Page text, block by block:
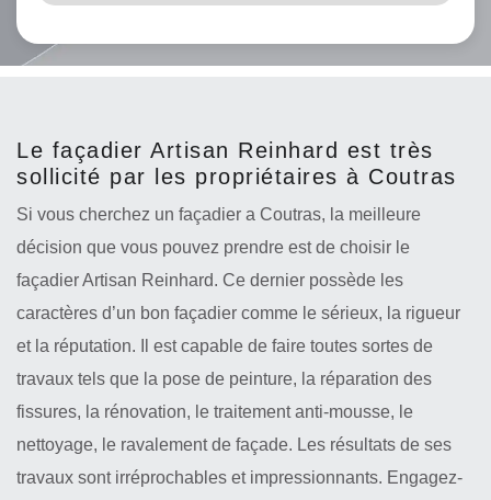
Le façadier Artisan Reinhard est très
sollicité par les propriétaires à Coutras
Si vous cherchez un façadier a Coutras, la meilleure
décision que vous pouvez prendre est de choisir le
façadier Artisan Reinhard. Ce dernier possède les
caractères d’un bon façadier comme le sérieux, la rigueur
et la réputation. Il est capable de faire toutes sortes de
travaux tels que la pose de peinture, la réparation des
fissures, la rénovation, le traitement anti-mousse, le
nettoyage, le ravalement de façade. Les résultats de ses
travaux sont irréprochables et impressionnants. Engagez-